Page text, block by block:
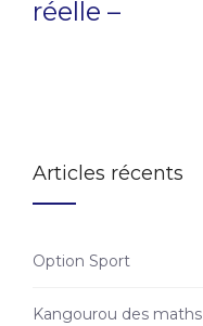
réelle –
Articles récents
Option Sport
Kangourou des maths